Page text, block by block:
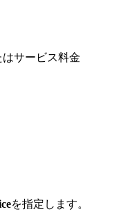
サービス料金
を指定します。